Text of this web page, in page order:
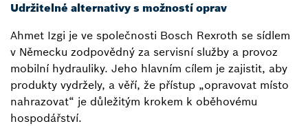
Udržitelné alternativy s možností oprav
Ahmet Izgi je ve společnosti Bosch Rexroth se sídlem
v Německu zodpovědný za servisní služby a provoz
mobilní hydrauliky. Jeho hlavním cílem je zajistit, aby
produkty vydržely, a věří, že přístup „opravovat místo
nahrazovat“ je důležitým krokem k oběhovému
hospodářství.